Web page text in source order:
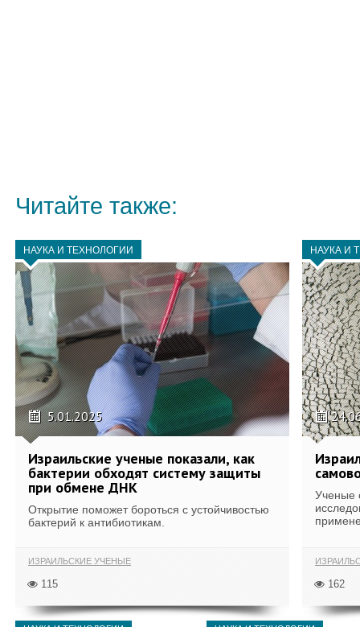
Читайте также:
НАУКА И ТЕХНОЛОГИИ
5.01.2025
Израильские ученые показали, как
бактерии обходят систему защиты
при обмене ДНК
Открытие поможет бороться с устойчивостью
бактерий к антибиотикам.
ИЗРАИЛЬСКИЕ УЧЕНЫЕ
115
НАУКА И
Ученые
162